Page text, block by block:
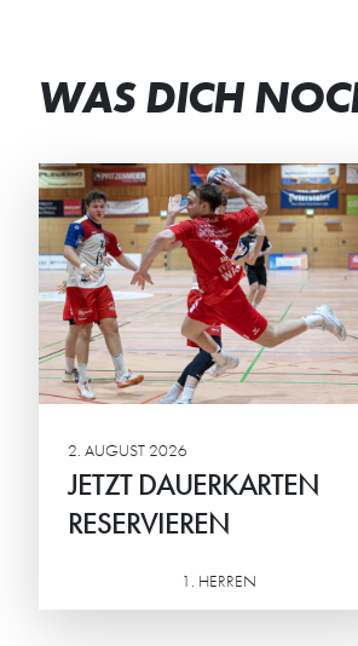
WAS DICH
2. AUGUST 2026
JETZT DAUERKARTEN
RESERVIEREN
1. HERREN
DEN TEAMGEIST
GESTÄRKT
Die männliche C2 der HG
verbrachte ein actionreiches
Wochenende in der